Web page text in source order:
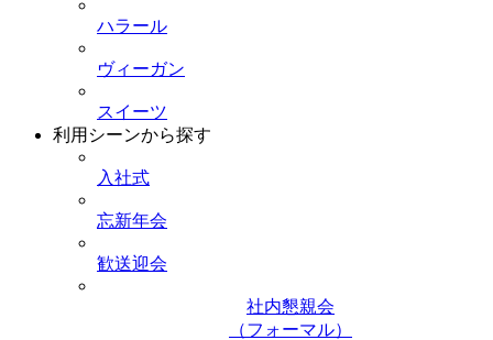
ハラール
ヴィーガン
スイーツ
利用シーンから探す
入社式
忘新年会
歓送迎会
社内懇親会
（フォーマル）